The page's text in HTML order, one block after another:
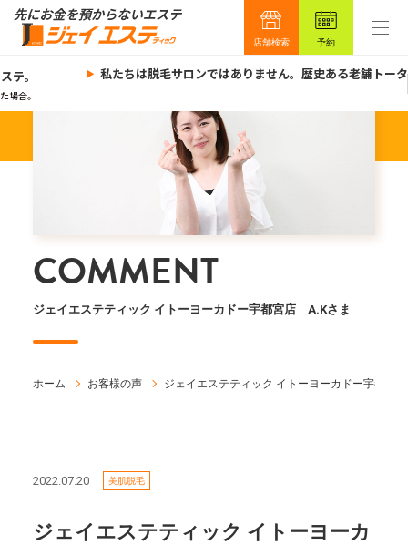
店舗検索 予約
テ。
場合。
私たちは脱毛サロンではありません。歴史ある老舗トー
COMMENT
ジェイエステティック イトーヨーカドー宇都宮店 A.Kさま
ホーム お客様の声 ジェイエステティック イトーヨーカドー宇都宮
2022.07.20 美肌脱毛
ジェイエステティック イトーヨーカ